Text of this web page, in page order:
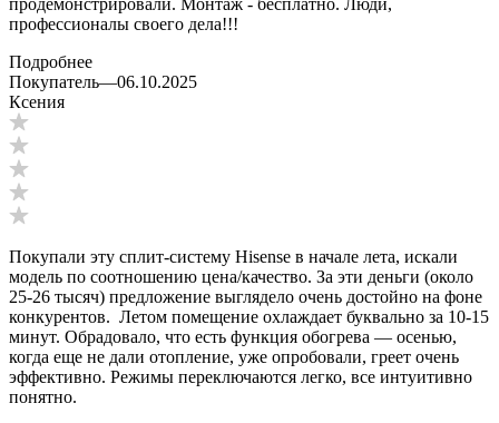
профессионалы своего дела!!!
Подробнее
Покупатель—06.10.2025
Ксения
Покупали эту сплит-систему Hisense в начале лета, искали
модель по соотношению цена/качество. За эти деньги (около
25-26 тысяч) предложение выглядело очень достойно на фоне
конкурентов. Летом помещение охлаждает буквально за 10-15
минут. Обрадовало, что есть функция обогрева — осенью,
когда еще не дали отопление, уже опробовали, греет очень
эффективно. Режимы переключаются легко, все интуитивно
понятно.